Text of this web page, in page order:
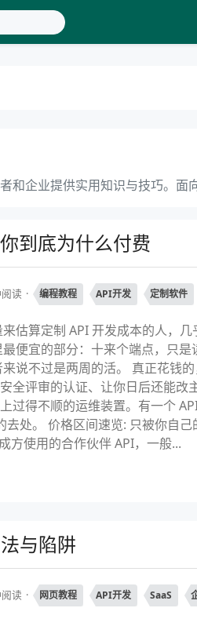
和企业提供实用知识与技巧。面
到底为什么付费
读 编程教程 API开发 定制软件
估算定制 API 开发成本的人，
便宜的部分：十来个端点，只
说不过是两周的活。 真正花钱
全评审的认证、让你日后还能改
过得不顺的运维装置。有一个
处。 价格区间速览: 只被你自
方使用的合作伙伴 API，一般...
与陷阱
读 网页教程 API开发 SaaS